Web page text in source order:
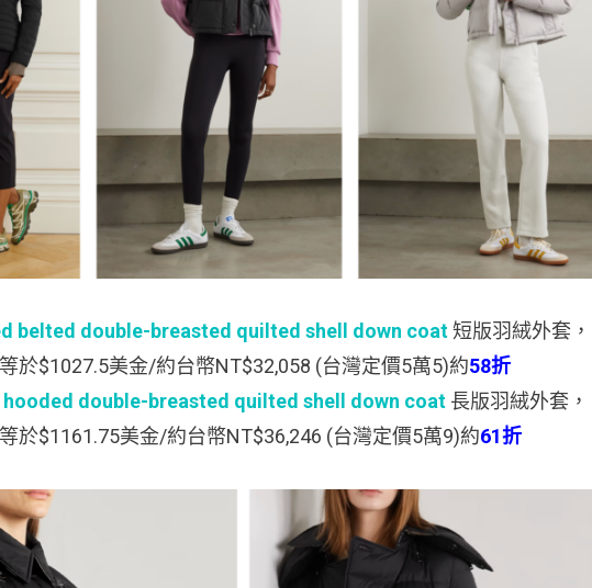
belted double-breasted quilted shell down coat短版羽絨外套，
於$1027.5美金/約台幣NT$32,058 (台灣定價5萬5)約58折
hooded double-breasted quilted shell down coat 長版羽絨外套，
於$1161.75美金/約台幣NT$36,246 (台灣定價5萬9)約61折